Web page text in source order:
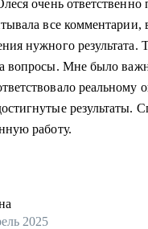
очень
все комментарии,
нужного результата.
вопросы. Мне было
реальному
результаты.
работу.
2025